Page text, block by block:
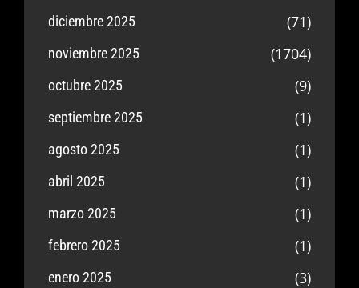
diciembre 2025 (71)
noviembre 2025 (1704)
octubre 2025 (9)
septiembre 2025 (1)
agosto 2025 (1)
abril 2025 (1)
marzo 2025 (1)
febrero 2025 (1)
enero 2025 (3)